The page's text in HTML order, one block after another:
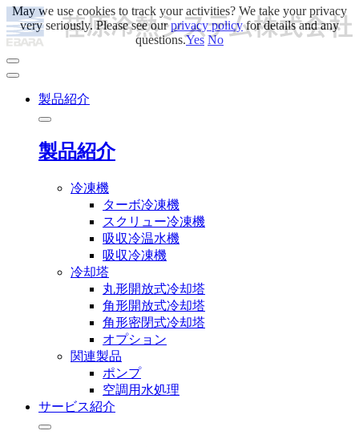
製品紹介
製品紹介
冷凍機
ターボ冷凍機
スクリュー冷凍機
吸収冷温水機
吸収冷凍機
冷却塔
丸形開放式冷却塔
角形開放式冷却塔
角形密閉式冷却塔
オプション
関連製品
ポンプ
空調用水処理
サービス紹介
May we use cookies to track your activities? We take your privacy
very seriously. Please see ourprivacy policyfor details and any
questions.Yes No